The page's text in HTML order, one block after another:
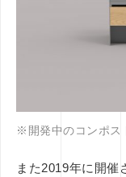
※開発中のコンポス
また2019年に開催